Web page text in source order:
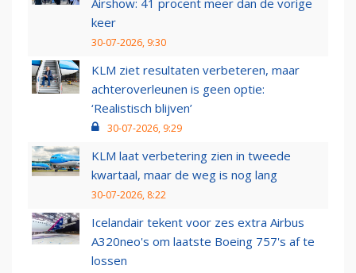
Airshow: 41 procent meer dan de vorige
keer
30-07-2026, 9:30
KLM ziet resultaten verbeteren, maar
achteroverleunen is geen optie:
‘Realistisch blijven’
30-07-2026, 9:29
KLM laat verbetering zien in tweede
kwartaal, maar de weg is nog lang
30-07-2026, 8:22
Icelandair tekent voor zes extra Airbus
A320neo's om laatste Boeing 757's af te
lossen